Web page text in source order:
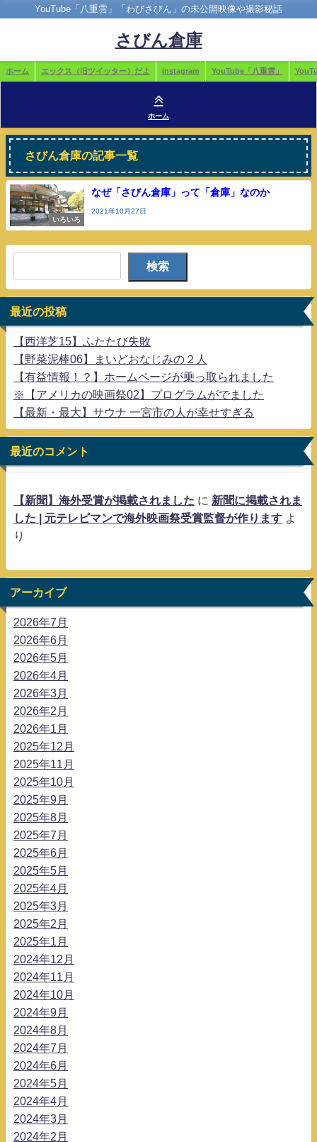
YouTube「八重雲」「わびさびん」の未公開映像や撮影秘話
さびん倉庫
ホーム エックス（旧ツイッター）だよ instagram YouTube「八重雲」
ホーム
さびん倉庫の記事一覧
いろいろ
なぜ「さびん倉庫」って「倉庫」なのか
2021年10月27日
検索
最近の投稿
【西洋芝15】ふたたび失敗
【野菜泥棒06】まいどおなじみの２人
【有益情報！？】ホームページが乗っ取られました
※【アメリカの映画祭02】プログラムがでました
【最新・最大】サウナ 一宮市の人が幸せすぎる
最近のコメント
【新聞】海外受賞が掲載されました に 新聞に掲載されま
した | 元テレビマンで海外映画祭受賞監督が作ります よ
り
アーカイブ
2026年7月
2026年6月
2026年5月
2026年4月
2026年3月
2026年2月
2026年1月
2025年12月
2025年11月
2025年10月
2025年9月
2025年8月
2025年7月
2025年6月
2025年5月
2025年4月
2025年3月
2025年2月
2025年1月
2024年12月
2024年11月
2024年10月
2024年9月
2024年8月
2024年7月
2024年6月
2024年5月
2024年4月
2024年3月
2024年2月